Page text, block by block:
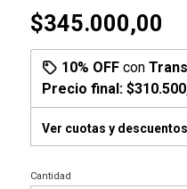
$345.000,00
10% OFFcon
Precio final:
Ver cuotas y descuentos
Cantidad